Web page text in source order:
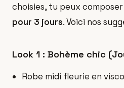
choisies, tu peux composer
pour 3 jours. Voici nos
Look 1 : Bohème chic
Robe midi fleurie en